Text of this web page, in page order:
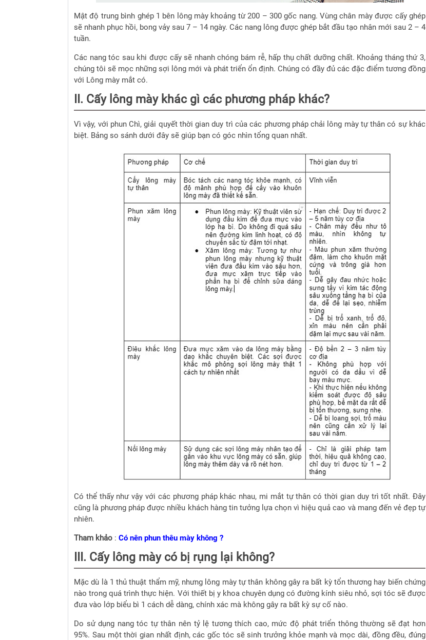
Mật độ trung bình ghép 1 bên lông mày khoảng từ 200 – 300 gốc nang.Vùng chân mày được cấy ghép
sẽ nhanh phục hồi, bong vảy sau 7 – 14 ngày. Các nang lông được ghép bắt đầu tạo nhân mới sau 2 – 4
tuần.
Các nang tóc sau khi được cấy sẽ nhanh chóng bám rễ, hấp thụ chất dưỡng chất. Khoảng tháng thứ 3,
chúng tôi sẽ mọc những sợi lông mới và phát triển ổn định. Chúng có đầy đủ các đặc điểm tương đồng
với Lông mày mắt có.
II. Cấy lông mày khác gì các phương pháp khác?
Vì vậy, với phun Chì, giải quyết thời gian duy trì của các phương pháp chải lông mày tự thân có sự khác
biệt. Bảng so sánh dưới đây sẽ giúp bạn có góc nhìn tổng quan nhất.
Có thể thấy như vậy với các phương pháp khác nhau, mi mắt tự thân có thời gian duy trì tốt nhất. Đây
cũng là phương pháp được nhiều khách hàng tin tưởng lựa chọn vì hiệu quả cao và mang đến vẻ đẹp tự
nhiên.
Tham khảo : Có nên phun thêu mày không ?
III. Cấy lông mày có bị rụng lại không?
Mặc dù là 1 thủ thuật thẩm mỹ, nhưng lông mày tự thân không gây ra bất kỳ tổn thương hay biến chứng
nào trong quá trình thực hiện. Với thiết bị y khoa chuyên dụng có đường kính siêu nhỏ, sợi tóc sẽ được
đưa vào lớp biểu bì 1 cách dễ dàng, chính xác mà không gây ra bất kỳ sự cố nào.
Do sử dụng nang tóc tự thân nên tỷ lệ tương thích cao, mức độ phát triển thông thường sẽ đạt hơn
95%. Sau một thời gian nhất định, các gốc tóc sẽ sinh trưởng khỏe mạnh và mọc dài, đồng đều, đúng